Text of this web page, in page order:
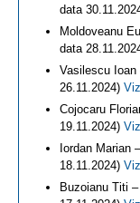
data
Moldoveanu
data
Vasilescu Ioan
26.11.2024)
Cojocaru
19.11.2024)
Iordan Marian
18.11.2024)
Buzoianu Titi